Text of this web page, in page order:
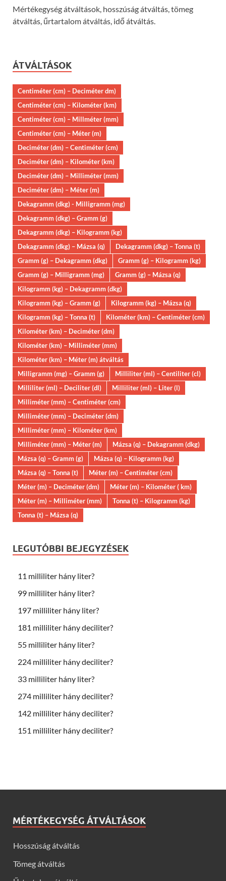
Mértékegység átváltások, hosszúság átváltás, tömeg
átváltás, űrtartalom átváltás, idő átváltás.
ÁTVÁLTÁSOK
Centiméter (cm) – Deciméter dm)
Centiméter (cm) – Kilométer (km)
Centiméter (cm) – Millméter (mm)
Centiméter (cm) – Méter (m)
Deciméter (dm) – Centiméter (cm)
Deciméter (dm) – Kilométer (km)
Deciméter (dm) – Milliméter (mm)
Deciméter (dm) – Méter (m)
Dekagramm (dkg) - Milligramm (mg)
Dekagramm (dkg) – Gramm (g)
Dekagramm (dkg) – Kilogramm (kg)
Dekagramm (dkg) – Mázsa (q)
Dekagramm (dkg) – Tonna (t)
Gramm (g) – Dekagramm (dkg)
Gramm (g) – Kilogramm (kg)
Gramm (g) – Milligramm (mg)
Gramm (g) – Mázsa (q)
Kilogramm (kg) – Dekagramm (dkg)
Kilogramm (kg) – Gramm (g)
Kilogramm (kg) – Mázsa (q)
Kilogramm (kg) – Tonna (t)
Kilométer (km) – Centiméter (cm)
Kilométer (km) – Deciméter (dm)
Kilométer (km) – Milliméter (mm)
Kilométer (km) – Méter (m) átváltás
Milligramm (mg) – Gramm (g)
Milliliter (ml) – Centiliter (cl)
Milliliter (ml) – Deciliter (dl)
Milliliter (ml) – Liter (l)
Milliméter (mm) – Centiméter (cm)
Milliméter (mm) – Deciméter (dm)
Milliméter (mm) – Kilométer (km)
Milliméter (mm) – Méter (m)
Mázsa (q) – Dekagramm (dkg)
Mázsa (q) – Gramm (g)
Mázsa (q) – Kilogramm (kg)
Mázsa (q) – Tonna (t)
Méter (m) – Centiméter (cm)
Méter (m) – Deciméter (dm)
Méter (m) – Kilométer ( km)
Méter (m) – Milliméter (mm)
Tonna (t) – Kilogramm (kg)
Tonna (t) – Mázsa (q)
LEGUTÓBBI BEJEGYZÉSEK
11 milliliter hány liter?
99 milliliter hány liter?
197 milliliter hány liter?
181 milliliter hány deciliter?
55 milliliter hány liter?
224 milliliter hány deciliter?
33 milliliter hány liter?
274 milliliter hány deciliter?
142 milliliter hány deciliter?
151 milliliter hány deciliter?
MÉRTÉKEGYSÉG ÁTVÁLTÁSOK
Hosszúság átváltás
Tömeg átváltás